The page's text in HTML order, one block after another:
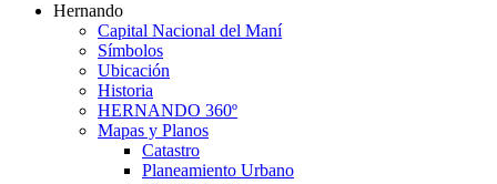
Hernando
Capital Nacional del Maní
Símbolos
Ubicación
Historia
HERNANDO 360º
Mapas y Planos
Catastro
Planeamiento Urbano